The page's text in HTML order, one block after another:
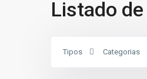
Listado
Tipos Categorias